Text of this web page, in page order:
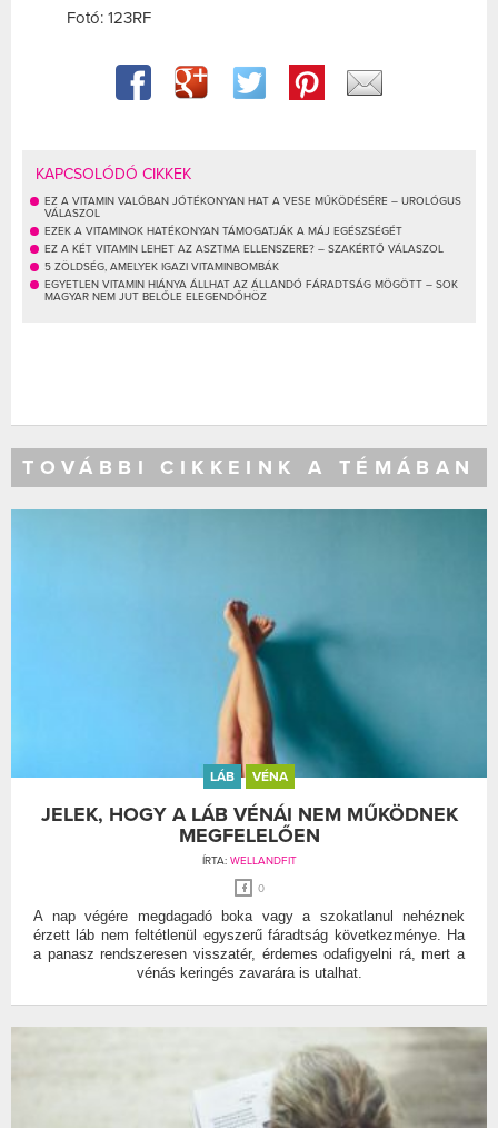
Fotó: 123RF
KAPCSOLÓDÓ CIKKEK
EZ A VITAMIN VALÓBAN JÓTÉKONYAN HAT A VESE MŰKÖDÉSÉRE – UROLÓGUS
VÁLASZOL
EZEK A VITAMINOK HATÉKONYAN TÁMOGATJÁK A MÁJ EGÉSZSÉGÉT
EZ A KÉT VITAMIN LEHET AZ ASZTMA ELLENSZERE? – SZAKÉRTŐ VÁLASZOL
5 ZÖLDSÉG, AMELYEK IGAZI VITAMINBOMBÁK
EGYETLEN VITAMIN HIÁNYA ÁLLHAT AZ ÁLLANDÓ FÁRADTSÁG MÖGÖTT – SOK
MAGYAR NEM JUT BELŐLE ELEGENDŐHÖZ
TOVÁBBI CIKKEINK A TÉMÁBAN
LÁB VÉNA
JELEK, HOGY A LÁB VÉNÁI NEM MŰKÖDNEK
MEGFELELŐEN
ÍRTA: WELLANDFIT
0
A nap végére megdagadó boka vagy a szokatlanul nehéznek
érzett láb nem feltétlenül egyszerű fáradtság következménye. Ha
a panasz rendszeresen visszatér, érdemes odafigyelni rá, mert a
vénás keringés zavarára is utalhat.